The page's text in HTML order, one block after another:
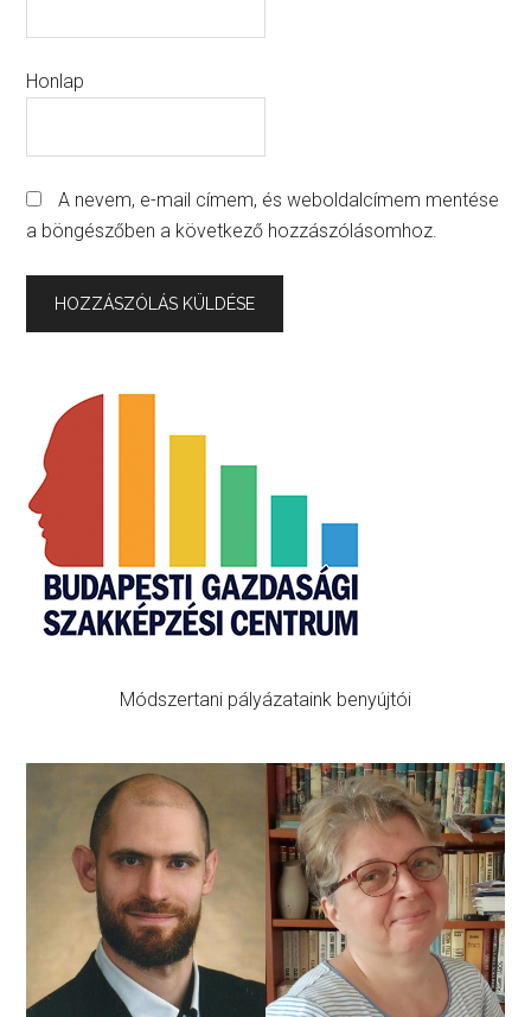
Honlap
A nevem, e-mail címem, és weboldalcímem mentése
a böngészőben a következő hozzászólásomhoz.
Primary
Sidebar
Módszertani pályázataink benyújtói